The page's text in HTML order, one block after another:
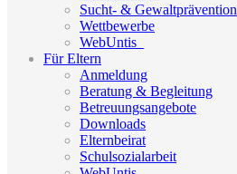
Sucht- & Gewaltprävention
Wettbewerbe
WebUntis_
Für Eltern
Anmeldung
Beratung & Begleitung
Betreuungsangebote
Downloads
Elternbeirat
Schulsozialarbeit